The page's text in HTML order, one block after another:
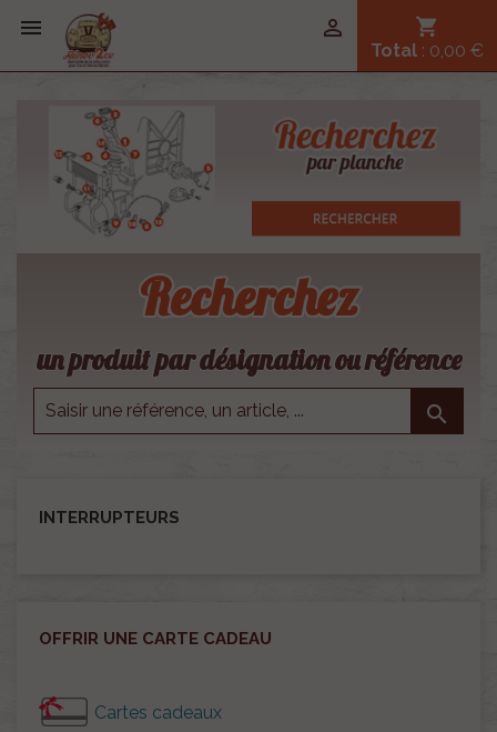
 shopping_cart
Total : 0,00 €

Recherchez
un produit par désignation ou référence

INTERRUPTEURS
OFFRIR UNE CARTE CADEAU
Cartes cadeaux